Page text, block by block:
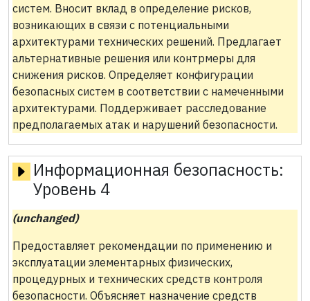
систем. Вносит вклад в определение рисков,
возникающих в связи с потенциальными
архитектурами технических решений. Предлагает
альтернативные решения или контрмеры для
снижения рисков. Определяет конфигурации
безопасных систем в соответствии с намеченными
архитектурами. Поддерживает расследование
предполагаемых атак и нарушений безопасности.
Информационная безопасность:
Уровень 4
(unchanged)
Предоставляет рекомендации по применению и
эксплуатации элементарных физических,
процедурных и технических средств контроля
безопасности. Объясняет назначение средств